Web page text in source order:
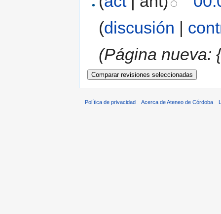
(discusión |
(Página nueva:
Política de privacidad Acerca de Ateneo de Córdoba